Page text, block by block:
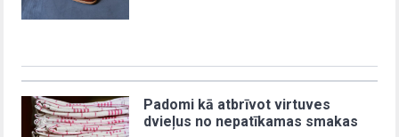
Padomi kā atbrīvot virtuves
dvieļus no nepatīkamas smakas